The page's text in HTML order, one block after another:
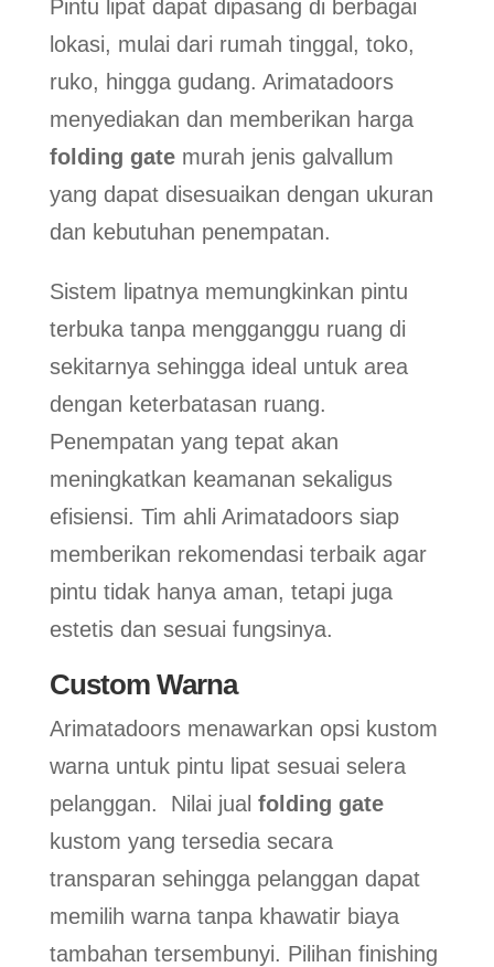
Pintu lipat dapat dipasang di berbagai
lokasi, mulai dari rumah tinggal, toko,
ruko, hingga gudang. Arimatadoors
menyediakan dan memberikan harga
folding gatemurah jenis galvallum
yang dapat disesuaikan dengan ukuran
dan kebutuhan penempatan.
Sistem lipatnya memungkinkan pintu
terbuka tanpa mengganggu ruang di
sekitarnya sehingga ideal untuk area
dengan keterbatasan ruang.
Penempatan yang tepat akan
meningkatkan keamanan sekaligus
efisiensi. Tim ahli Arimatadoors siap
memberikan rekomendasi terbaik agar
pintu tidak hanya aman, tetapi juga
estetis dan sesuai fungsinya.
Custom Warna
Arimatadoors menawarkan opsi kustom
warna untuk pintu lipat sesuai selera
pelanggan. Nilai jual folding gate
kustom yang tersedia secara
transparan sehingga pelanggan dapat
memilih warna tanpa khawatir biaya
tambahan tersembunyi. Pilihan finishing